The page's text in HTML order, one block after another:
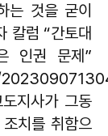
는 것을 굳이
칼럼 “간토대
인권 문제”
지사가 그동
치를 취함으